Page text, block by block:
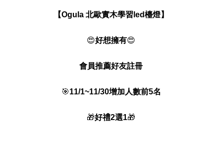
【Ogula 北歐實木學習led檯燈】
😍好想擁有😍
會員推薦好友註冊
🎯11/1~11/30增加人數前5名
🎁好禮2選1🎁